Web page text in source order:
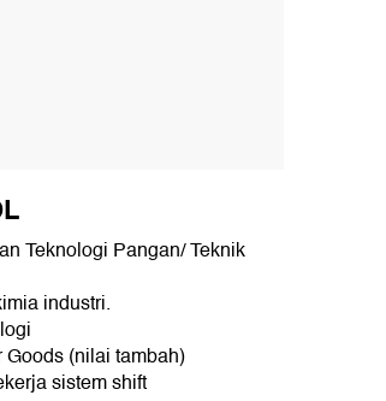
Teknologi Pangan/ Teknik
industri.
(nilai tambah)
sistem shift